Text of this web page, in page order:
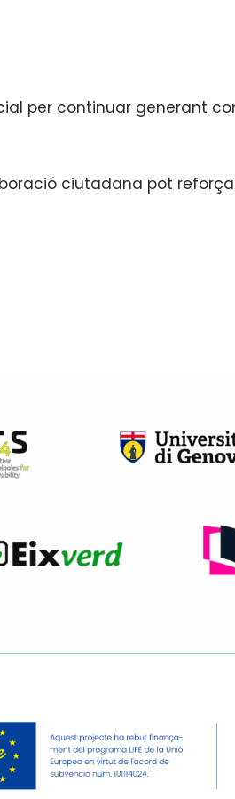
per continuar generant
ciutadana pot